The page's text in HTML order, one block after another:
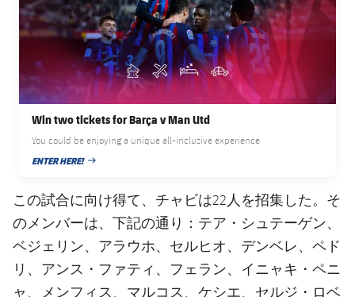
Win two tickets for Barça v Man Utd
You could be enjoying a unique all-inclusive experience
ENTER HERE!
PUBLISHED NEWS
この試合に向け得て、チャビは22人を招集した。そ
のメンバーは、下記の通り： テア・シュテーゲン、
ベジェリン、アラウホ、セルヒオ、デンベレ、ペド
リ、アンス・ファティ、フェラン、イニャキ・ペニ
ャ、メンフィス、マルコス、ケシエ、セルジ・ロベ